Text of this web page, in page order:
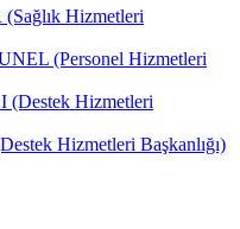
Hizmetleri
(Personel Hizmetleri
Hizmetleri
Hizmetleri Başkanlığı)